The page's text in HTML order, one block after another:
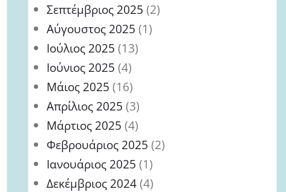
Σεπτέμβριος 2025 (2)
Αύγουστος 2025 (1)
Ιούλιος 2025 (13)
Ιούνιος 2025 (4)
Μάιος 2025 (16)
Απρίλιος 2025 (3)
Μάρτιος 2025 (4)
Φεβρουάριος 2025 (2)
Ιανουάριος 2025 (1)
Δεκέμβριος 2024(4)